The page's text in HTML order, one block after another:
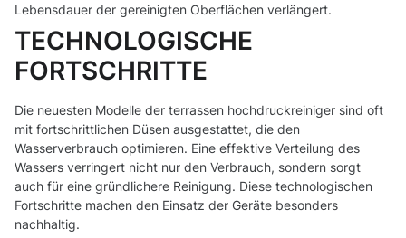
Lebensdauer der gereinigten Oberflächen verlängert.
TECHNOLOGISCHE
FORTSCHRITTE
Die neuesten Modelle der terrassen hochdruckreiniger sind oft
mit fortschrittlichen Düsen ausgestattet, die den
Wasserverbrauch optimieren. Eine effektive Verteilung des
Wassers verringert nicht nur den Verbrauch, sondern sorgt
auch für eine gründlichere Reinigung. Diese technologischen
Fortschritte machen den Einsatz der Geräte besonders
nachhaltig.